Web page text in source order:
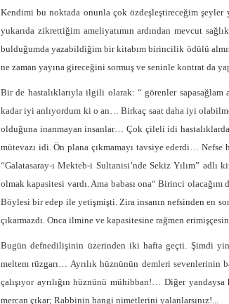
Kendimi bu noktada onunla çok özdeşleştireceğim şeyler
yukarıda zikrettiğim ameliyatımın ardından mevcut
bulduğumda yazabildiğim bir kitabım birincilik ödülü
ne zaman yayına gireceğini sormuş ve seninle kontrat da
Bir de hastalıklarıyla ilgili olarak: “ görenler
kadar iyi anlıyordum ki o an… Birkaç saat daha iyi
olduğuna inanmayan insanlar… Çok çileli idi
mütevazı idi. Ön plana çıkmamayı tavsiye ederdi…
“Galatasaray-ı Mekteb-i Sultanisi’nde Sekiz Yılım”
olmak kapasitesi vardı. Ama babası ona“ Birinci
Böylesi bir edep ile yetişmişti. Zira insanın nefsinden en
çıkarmazdı. Onca ilmine ve kapasitesine rağmen
Bugün defnedilişinin üzerinden iki hafta geçti. Şimdi
meltem rüzgarı… Ayrılık hüznünün demleri sevenlerinin
çalışıyor ayrılığın hüznünü mühibban!… Diğer
mercan çıkar; Rabbinin hangi nimetlerini yalanlarsınız!...